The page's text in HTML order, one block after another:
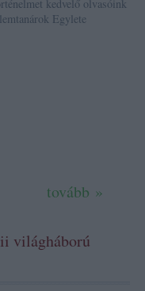
kedvelő olvasóink
Egylete
tovább »
ii világháború